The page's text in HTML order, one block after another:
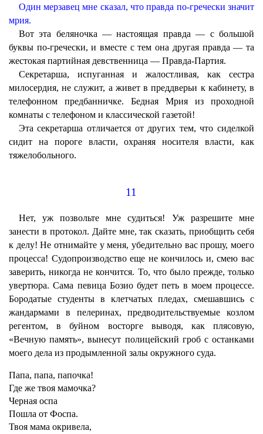
Один мерзавец мне сказал, что правда по-гречески значит
мрия.
Вот эта беляночка — настоящая правда — с большой
буквы по-гречески, и вместе с тем она другая правда — та
жестокая партийная девственница — Правда-Партия.
Секретарша, испуганная и жалостливая, как сестра
милосердия, не служит, а живет в преддверьи к кабинету, в
телефонном предбанничке. Бедная Мрия из проходной
комнаты с телефоном и классической газетой!
Эта секретарша отличается от других тем, что сиделкой
сидит на пороге власти, охраняя носителя власти, как
тяжелобольного.
11
Нет, уж позвольте мне судиться! Уж разрешите мне
занести в протокол. Дайте мне, так сказать, приобщить себя
к делу! Не отнимайте у меня, убедительно вас прошу, моего
процесса! Судопроизводство еще не кончилось и, смею вас
заверить, никогда не кончится. То, что было прежде, только
увертюра. Сама певица Бозио будет петь в моем процессе.
Бородатые студенты в клетчатых пледах, смешавшись с
жандармами в пелеринах, предводительствуемые козлом
регентом, в буйном восторге выводя, как плясовую,
«Вечную память», вынесут полицейский гроб с останками
моего дела из продымленной залы окружного суда.
Папа, папа, папочка!
Где же твоя мамочка?
Черная оспа
Пошла от Фоспа.
Твоя мама окривела,